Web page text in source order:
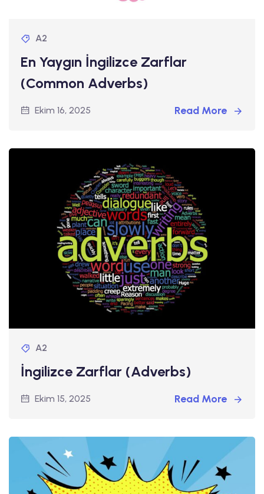
A2
En Yaygın İngilizce Zarflar
(Common Adverbs)
Ekim 16, 2025 Read More
A2
İngilizce Zarflar (Adverbs)
Ekim 15, 2025 Read More